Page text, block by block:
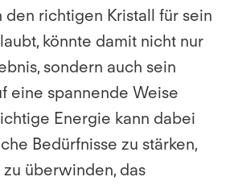
den richtigen Kristall für sein
könnte damit nicht nur
sondern auch sein
eine spannende Weise
Energie kann dabei
Bedürfnisse zu stärken,
überwinden, das